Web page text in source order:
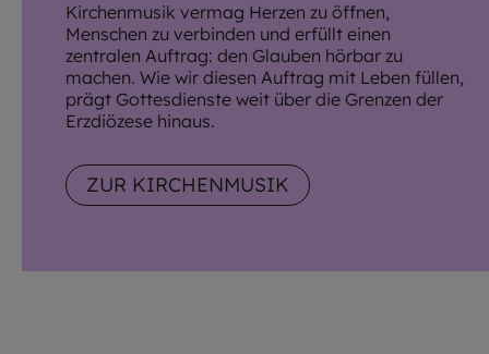
Kirchenmusik vermag Herzen zu öffnen,
Menschen zu verbinden und erfüllt einen
zentralen Auftrag: den Glauben hörbar zu
machen. Wie wir diesen Auftrag mit Leben füllen,
prägt Gottesdienste weit über die Grenzen der
Erzdiözese hinaus.
ZUR KIRCHENMUSIK